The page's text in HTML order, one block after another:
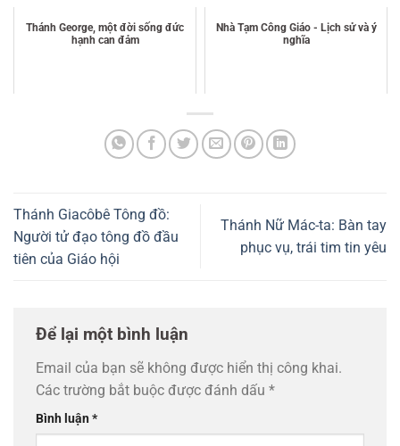
Thánh George, một đời sống đức
hạnh can đảm
Nhà Tạm Công Giáo - Lịch sử và ý
nghĩa
Thánh Giacôbê Tông đồ:
Người tử đạo tông đồ đầu
tiên của Giáo hội
Thánh Nữ Mác-ta: Bàn tay
phục vụ, trái tim tin yêu
Để lại một bình luận
Email của bạn sẽ không được hiển thị công khai.
Các trường bắt buộc được đánh dấu *
Bình luận*